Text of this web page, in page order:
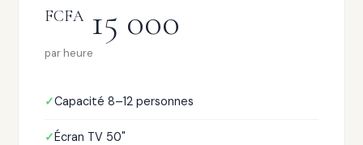
FCFA15 000
par heure
Capacité 8–12 personnes
Écran TV 50"